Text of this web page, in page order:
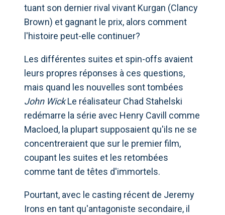
tuant son dernier rival vivant Kurgan (Clancy
Brown) et gagnant le prix, alors comment
l'histoire peut-elle continuer?
Les différentes suites et spin-offs avaient
leurs propres réponses à ces questions,
mais quand les nouvelles sont tombées
John WickLe réalisateur Chad Stahelski
redémarre la série avec Henry Cavill comme
Macloed, la plupart supposaient qu'ils ne se
concentreraient que sur le premier film,
coupant les suites et les retombées
comme tant de têtes d'immortels.
Pourtant, avec le casting récent de Jeremy
Irons en tant qu'antagoniste secondaire, il